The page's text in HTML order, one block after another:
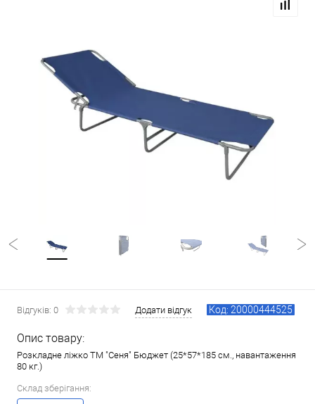
Відгуків: 0 Додати відгук Код: 20000444525
Опис товару:
Розкладне ліжко ТМ "Сеня" Бюджет (25*57*185 см., навантаження
80 кг.)
Склад зберігання: